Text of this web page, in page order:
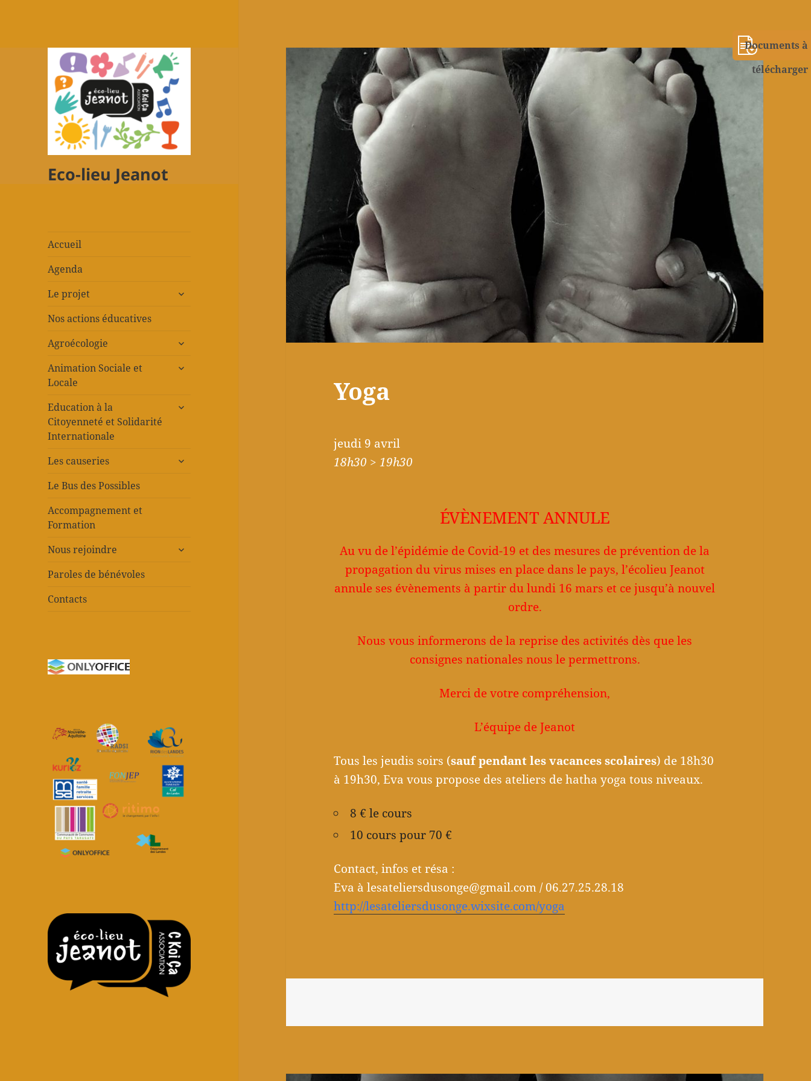
Eco-lieu Jeanot
Accueil
Agenda
Le projet
ouvrir
Nos actions éducatives
Agroécologie
ouvrir
sous-
Animation Sociale et
Locale
ouvrir
menu
Education à la
Citoyenneté et Solidarité
Internationale
ouvrir
Les causeries
ouvrir
Le Bus des Possibles
Accompagnement et
Formation
Nous rejoindre
ouvrir
Paroles de bénévoles
Contacts
Yoga
jeudi 9 avril
18h30 > 19h30
ÉVÈNEMENT ANNULE
Au vu de l’épidémie de Covid-19 et des mesures de prévention de la
propagation du virus mises en place dans le pays, l’écolieu Jeanot
annule ses évènements à partir du lundi 16 mars et ce jusqu’à nouvel
ordre.
Nous vous informerons de la reprise des activités dès que les
consignes nationales nous le permettrons.
Merci de votre compréhension,
L’équipe de Jeanot
Tous les jeudis soirs (sauf pendant les vacances scolaires) de 18h30
à 19h30, Eva vous propose des ateliers de hatha yoga tous niveaux.
8 € le cours
10 cours pour 70 €
Contact, infos et résa :
Eva à lesateliersdusonge@gmail.com / 06.27.25.28.18
http://lesateliersdusonge.wixsite.com/yoga
Documents à
télécharger